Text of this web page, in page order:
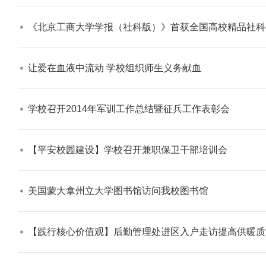
《北京工商大学学报（社科版）》首获全国高校精品社
让爱在血液中流动 学校组织师生义务献血​
学校召开2014年军训工作总结暨征兵工作表彰会​
【平安校园建设】学校召开兼职保卫干部培训会​
美国蒙大拿州立大学图书馆访问我校图书馆​
【践行核心价值观】后勤管理处进区入户走访提高供暖